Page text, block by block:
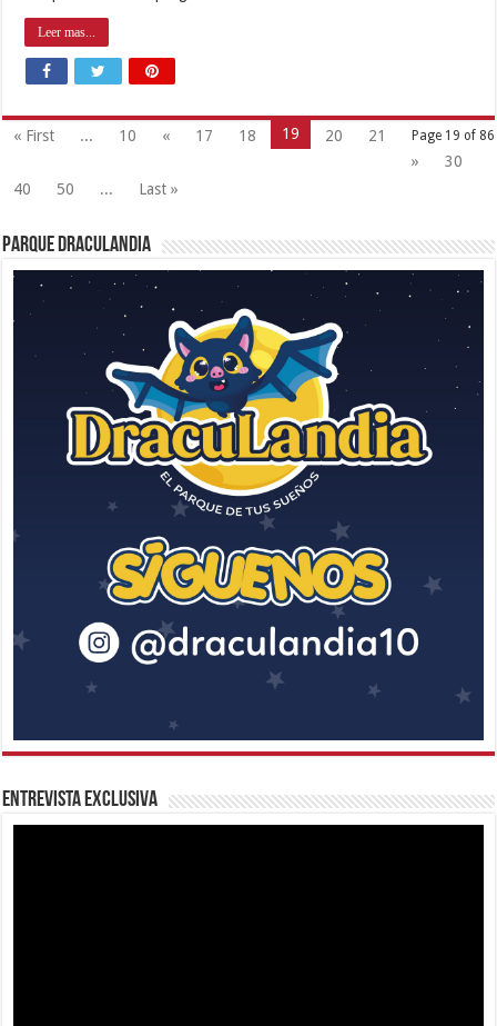
Leer mas...
Page 19 of 86
« First ... 10 « 17 18 19 20
21
»
30
40
50 ... Last »
Parque Draculandia
Entrevista Exclusiva